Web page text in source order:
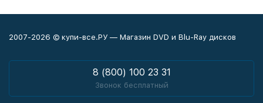
2007-2026 © купи-все.РУ — Магазин DVD и Blu-Ray дисков
8 (800) 100 23 31
Звонок бесплатный